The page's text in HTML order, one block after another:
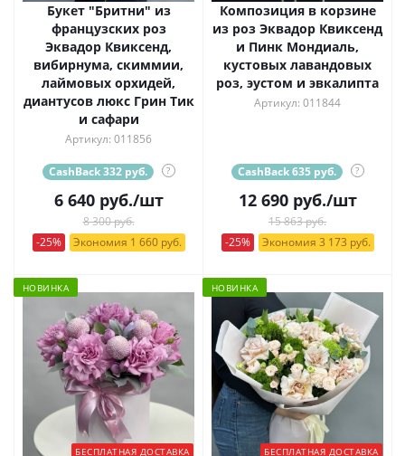
Букет "Бритни" из
французских роз
Эквадор Квиксенд,
вибирнума, скиммии,
лаймовых орхидей,
диантусов люкс Грин Тик
и сафари
Артикул: 011856
CashBack 332 руб. ?
6 640руб./шт
8 300 руб.
-25%
Экономия 1 660 руб.
Композиция в корзине
из роз Эквадор Квиксенд
и Пинк Мондиаль,
кустовых лавандовых
роз, эустом и эвкалипта
Артикул: 011844
CashBack 635 руб. ?
12 690руб./шт
15 863 руб.
-25%
Экономия 3 173 руб.
НОВИНКА
БЕСПЛАТНАЯ ДОСТАВКА
НОВИНКА
БЕСПЛАТНАЯ ДОСТАВКА